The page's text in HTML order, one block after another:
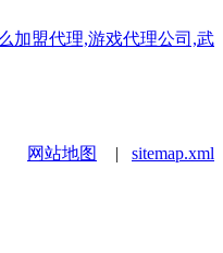
网站地图 | sitemap.xml